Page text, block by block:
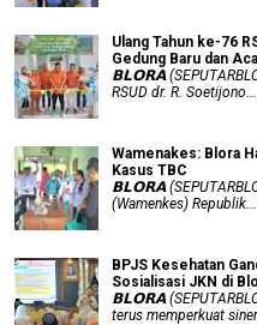
Ulang Tahun ke-76
Gedung Baru dan
𝗕𝗟𝗢𝗥𝗔
RSUD dr. R. Soetijono...
Wamenakes: Blora
Kasus TBC
𝗕𝗟𝗢𝗥𝗔
(Wamenkes) Republik...
BPJS Kesehatan
Sosialisasi JKN di
𝗕𝗟𝗢𝗥𝗔
terus memperkuat